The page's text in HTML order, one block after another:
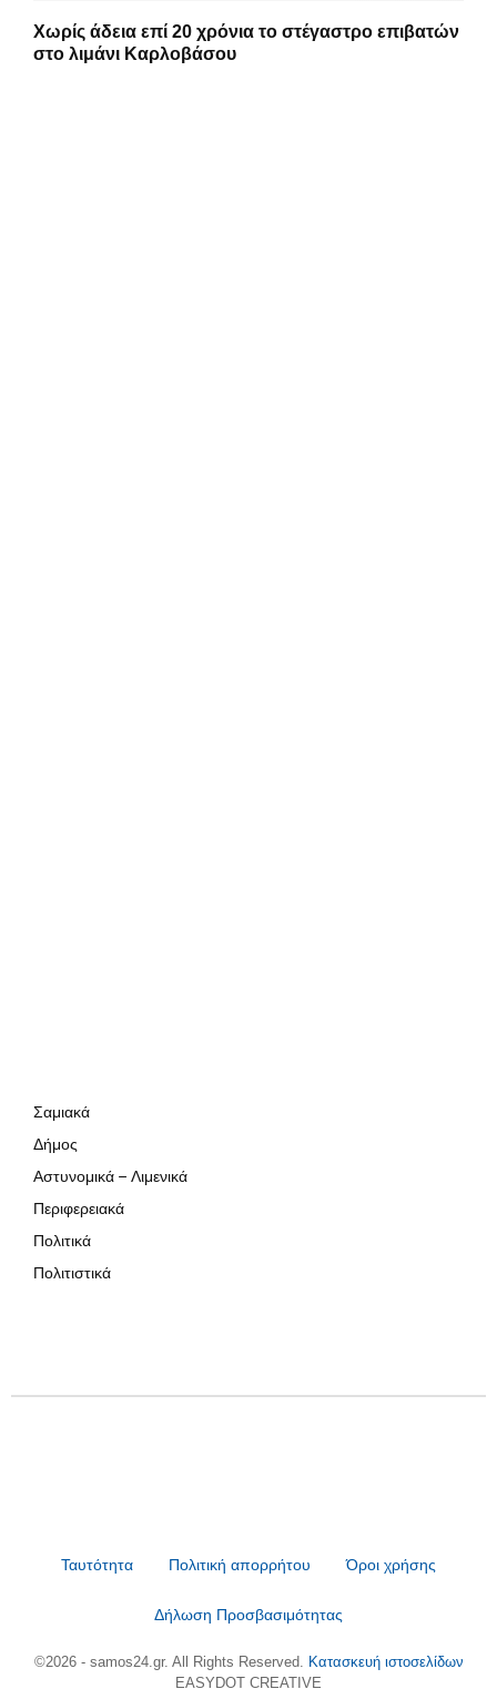
Χωρίς άδεια επί 20 χρόνια το στέγαστρο επιβατών
στο λιμάνι Καρλοβάσου
Σαμιακά
Δήμος
Αστυνομικά – Λιμενικά
Περιφερειακά
Πολιτικά
Πολιτιστικά
Ταυτότητα Πολιτική απορρήτου Όροι χρήσης
Δήλωση Προσβασιμότητας
©2026 - samos24.gr. All Rights Reserved. Κατασκευή ιστοσελίδων
EASYDOT CREATIVE